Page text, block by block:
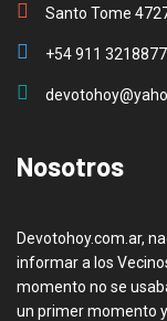
Santo Tome
+54 911
Nosotros
Devotohoy.com.ar,
informar a los
momento no se
un primer momento